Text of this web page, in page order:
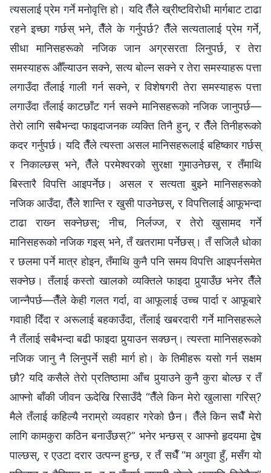
त्यसलाई प्रेम गर्ने मनोवृत्ति हो। यदि तैँले ख्रीष्टविरोधी मार्गबाट टाढा
रहने इच्छा गर्छस् भने, तैँले के गर्नुपर्छ? तैँले सत्यतालाई प्रेम गर्ने,
सीधा मानिसहरूको नजिक जान अग्रसरता लिनुपर्छ, र तेरा
समस्याहरू औँल्याउन सक्ने, सत्य बोल्न सक्ने र तेरा समस्याहरू पत्ता
लगाउँदा तँलाई गाली गर्न सक्‍ने, र विशेषगरी तेरा समस्याहरू पत्ता
लगाउँदा तँलाई काटछाँट गर्न सक्ने मानिसहरूको नजिक जानुपर्छ—
तेरो लागि सबैभन्दा फाइदाजनक व्यक्ति तिनै हुन्, र तैँले तिनीहरूको
कदर गर्नुपर्छ। यदि तैँले त्यस्ता असल मानिसहरूलाई बहिष्कार गर्छस्
र निकाल्छस् भने, तैँले परमेश्‍वरको सुरक्षा गुमाउनेछस्, र तँमाथि
बिस्तारै विपत्ति आइपर्नेछ। असल र सत्यता बुझ्ने मानिसहरूको
नजिक आउँदा, तैँले शान्ति र खुसी पाउनेछस्, र विपत्तिलाई आफूभन्दा
टाढा राख्‍न सक्‍नेछस्; नीच, निर्लज्ज, र तेरो खुसामद गर्ने
मानिसहरूको नजिक गइस् भने, तँ खतरामा पर्नेछस्। तँ सजिलै धोका
र छलमा पर्ने मात्र होइन, तँमाथि कुनै पनि समय विपत्ति आइपर्नसमेत
सक्‍नेछ। तँलाई कस्तो खालको व्यक्तिले फाइदा पुर्‍याउँछ भनेर तैँले
जान्नैपर्छ—तैँले केही गलत गर्दा, वा आफूलाई उच्च पार्दा र आफूबारे
गवाही दिँदा र अरूलाई बहकाउँदा, तँलाई खबरदारी गर्ने मानिसहरूले
नै तँलाई सबैभन्दा बढी फाइदा पुर्‍याउन सक्छन्। त्यस्ता मानिसहरूको
नजिक जानु नै लिनुपर्ने सही मार्ग हो। के तिमीहरू यसो गर्न सक्षम
छौ? यदि कसैले तेरो प्रतिष्ठामा आँच पुर्‍याउने कुनै कुरा बोल्छ र तँ
आफ्नो बाँकी जीवन ऊदेखि रिसाउँदै “तैँले किन मेरो खुलासा गरिस्?
मैले तँलाई कहिल्यै नराम्रो व्यवहार गरेको छैन। तैँले किन सधैँ मेरो
लागि कामकुरा कठिन बनाउँछस्?” भनेर भन्छस् र आफ्नो हृदयमा द्वेष
पाल्छस्, र एउटा दरार उत्पन्न हुन्छ, र तँ सधैँ “म अगुवा हुँ, मसँग यो